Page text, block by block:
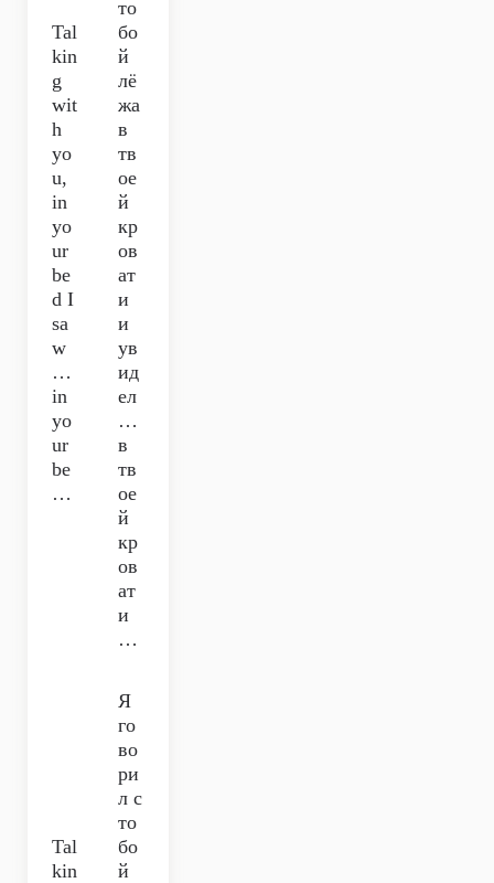
Tal
kin
g
wit
h
yo
u,
in
yo
ur
be
d I
sa
w
…
in
yo
ur
be
…
то
бо
й
лё
жа
в
тв
ое
й
кр
ов
ат
и
и
ув
ид
ел
…
в
тв
ое
й
кр
ов
ат
и
…
Tal
kin
Я
го
во
ри
л с
то
бо
й